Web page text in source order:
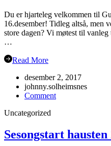
Du er hjarteleg velkommen til
16.desember! Tidleg altså, men
store dagen? Vi møtest til
…
Read More
desember 2, 2017
johnny.solheimsnes
Commenton
Uncategorized
Sesongstart hausten